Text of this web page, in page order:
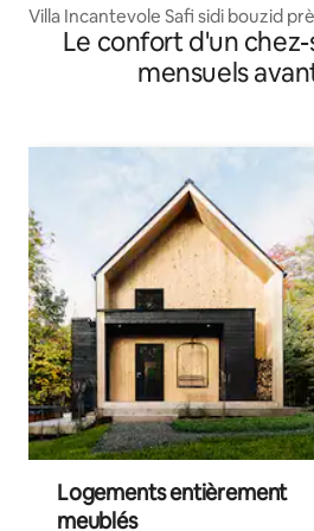
Villa Incantevole Safi sidi bouzid
Le confort d'un
mensuels
Logements entièrement
meublés